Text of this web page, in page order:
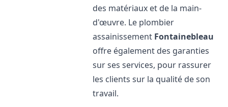
des matériaux et de la main-
d'œuvre. Le plombier
assainissement Fontainebleau
offre également des garanties
sur ses services, pour rassurer
les clients sur la qualité de son
travail.